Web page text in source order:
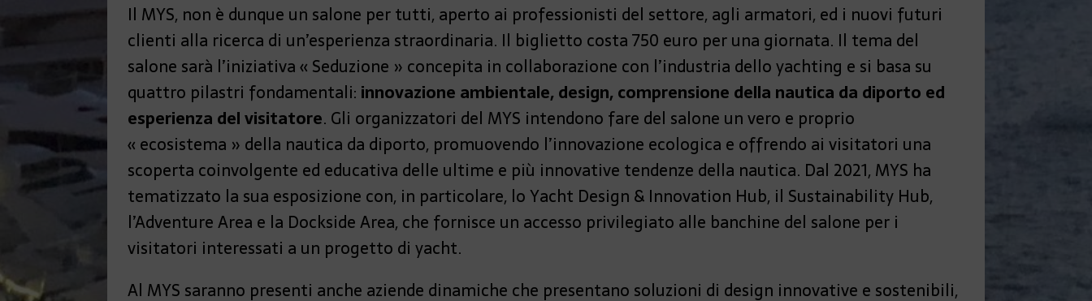
Il MYS, non è dunque un salone per tutti, aperto ai professionisti del settore, agli armatori, ed i nuovi futuri
clienti alla ricerca di un’esperienza straordinaria. Il biglietto costa 750 euro per una giornata. Il tema del
salone sarà l’iniziativa « Seduzione » concepita in collaborazione con l’industria dello yachting e si basa su
quattro pilastri fondamentali: innovazione ambientale, design, comprensione della nautica da diporto ed
esperienza del visitatore. Gli organizzatori del MYS intendono fare del salone un vero e proprio
« ecosistema » della nautica da diporto, promuovendo l’innovazione ecologica e offrendo ai visitatori una
scoperta coinvolgente ed educativa delle ultime e più innovative tendenze della nautica. Dal 2021, MYS ha
tematizzato la sua esposizione con, in particolare, lo Yacht Design & Innovation Hub, il Sustainability Hub,
l’Adventure Area e la Dockside Area, che fornisce un accesso privilegiato alle banchine del salone per i
visitatori interessati a un progetto di yacht.
Al MYS saranno presenti anche aziende dinamiche che presentano soluzioni di design innovative e sostenibili,